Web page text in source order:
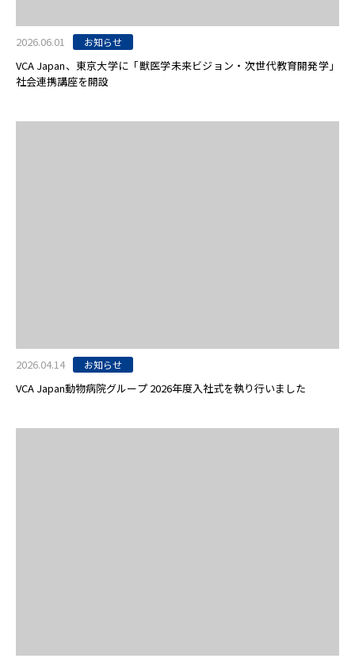
2026.06.01 お知らせ
VCA Japan、東京大学に「獣医学未来ビジョン・次世代教育開発学」
社会連携講座を開設
2026.04.14 お知らせ
VCA Japan動物病院グループ 2026年度入社式を執り行いました